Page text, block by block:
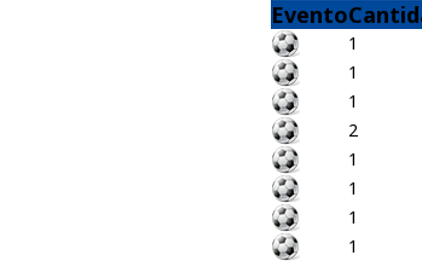
Evento
1
1
1
2
1
1
1
1